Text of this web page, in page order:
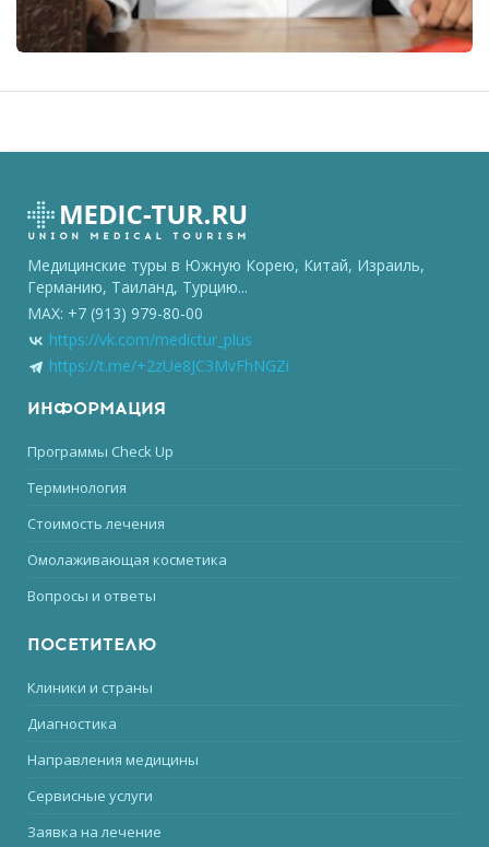
Медицинские туры в Южную Корею, Китай, Израиль,
Германию, Таиланд, Турцию...
MAX: +7 (913) 979-80-00
https://vk.com/medictur_plus
https://t.me/+2zUe8JC3MvFhNGZi
ИНФОРМАЦИЯ
Программы Check Up
Терминология
Стоимость лечения
Омолаживающая косметика
Вопросы и ответы
ПОСЕТИТЕЛЮ
Клиники и страны
Диагностика
Направления медицины
Сервисные услуги
Заявка на лечение